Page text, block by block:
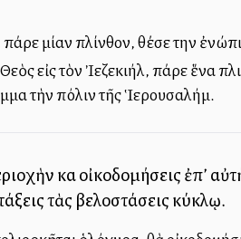
μίαν πλίνθον, θέσε την
εἰς τὸν Ἰεζεκιήλ, πάρε ἕνα
τὴν πόλιν τῆς Ἱερουσαλήμ.
καὶ οἰκοδομήσεις ἐπ’
τὰς βελοστάσεις κύκλῳ.